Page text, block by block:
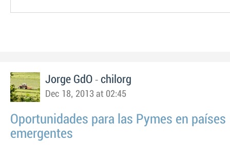
Jorge GdO - chilorg
Dec 18, 2013 at 02:45
Oportunidades para las Pymes en países
emergentes